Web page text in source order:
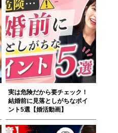
実は危険だから要チェック！
結婚前に見落としがちなポイ
ント5選【婚活動画】